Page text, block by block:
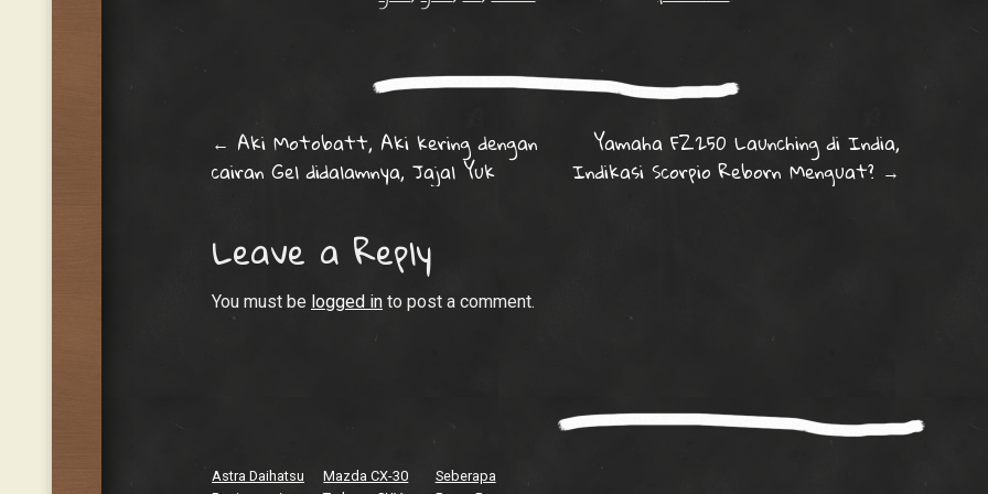
Post navigation
← Aki Motobatt, Aki kering dengan
cairan Gel didalamnya, Jajal Yuk
Yamaha FZ250 Launching di India,
Indikasi Scorpio Reborn Menguat? →
Leave a Reply
You must be logged in to post a comment.
Astra Daihatsu
Mazda CX-30
Seberapa